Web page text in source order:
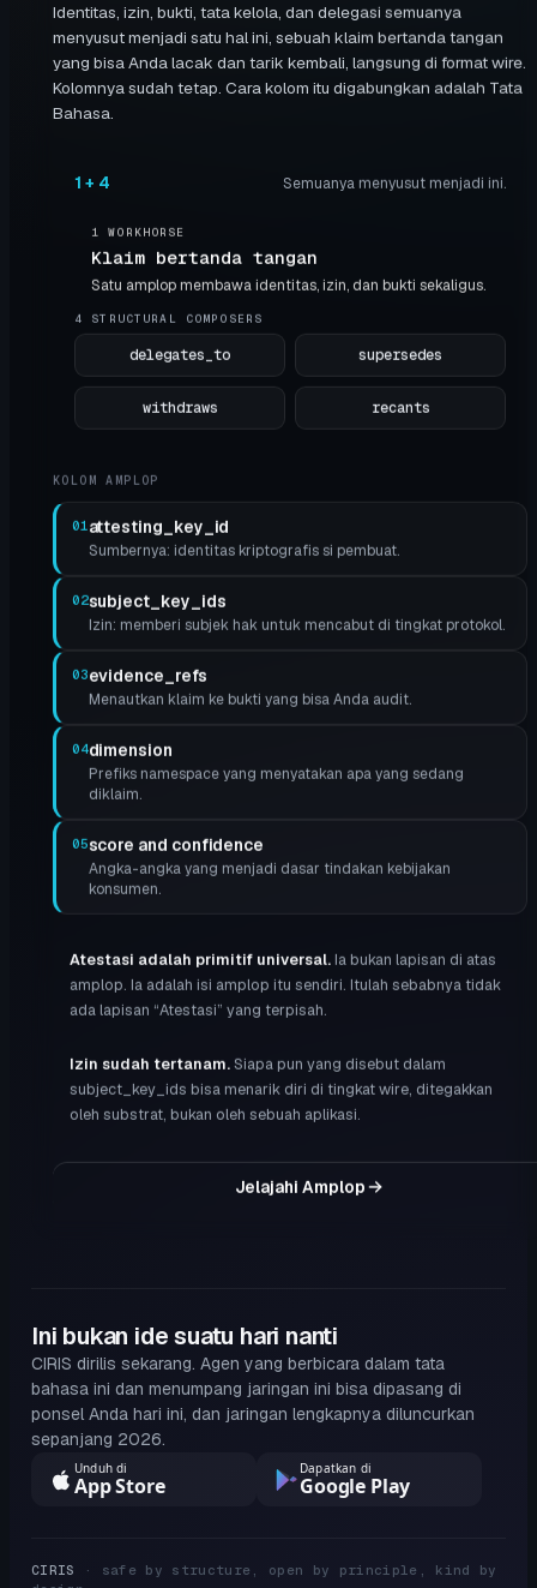
Identitas, izin, bukti, tata kelola, dan delegasi semuanya
menyusut menjadi satu hal ini, sebuah klaim bertanda tangan
yang bisa Anda lacak dan tarik kembali, langsung di format wire.
Kolomnya sudah tetap. Cara kolom itu digabungkan adalah Tata
Bahasa.
1 + 4 Semuanya menyusut menjadi ini.
1 WORKHORSE
Klaim bertanda tangan
Satu amplop membawa identitas, izin, dan bukti sekaligus.
4 STRUCTURAL COMPOSERS
delegates_to supersedes
withdraws recants
KOLOM AMPLOP
01attesting_key_id
Sumbernya: identitas kriptografis si pembuat.
02subject_key_ids
Izin: memberi subjek hak untuk mencabut di tingkat protokol.
03evidence_refs
Menautkan klaim ke bukti yang bisa Anda audit.
04dimension
Prefiks namespace yang menyatakan apa yang sedang
diklaim.
05score and confidence
Angka-angka yang menjadi dasar tindakan kebijakan
konsumen.
Atestasi adalah primitif universal. Ia bukan lapisan di atas
amplop. Ia adalah isi amplop itu sendiri. Itulah sebabnya tidak
ada lapisan “Atestasi” yang terpisah.
Izin sudah tertanam.Siapa pun yang disebut dalam
subject_key_ids bisa menarik diri di tingkat wire, ditegakkan
oleh substrat, bukan oleh sebuah aplikasi.
Jelajahi Amplop
Ini bukan ide suatu hari nanti
CIRIS dirilis sekarang. Agen yang berbicara dalam tata
bahasa ini dan menumpang jaringan ini bisa dipasang di
ponsel Anda hari ini, dan jaringan lengkapnya diluncurkan
sepanjang 2026.
Unduh di
App Store
Dapatkan di
Google Play
CIRIS
· safe by structure, open by principle, kind by